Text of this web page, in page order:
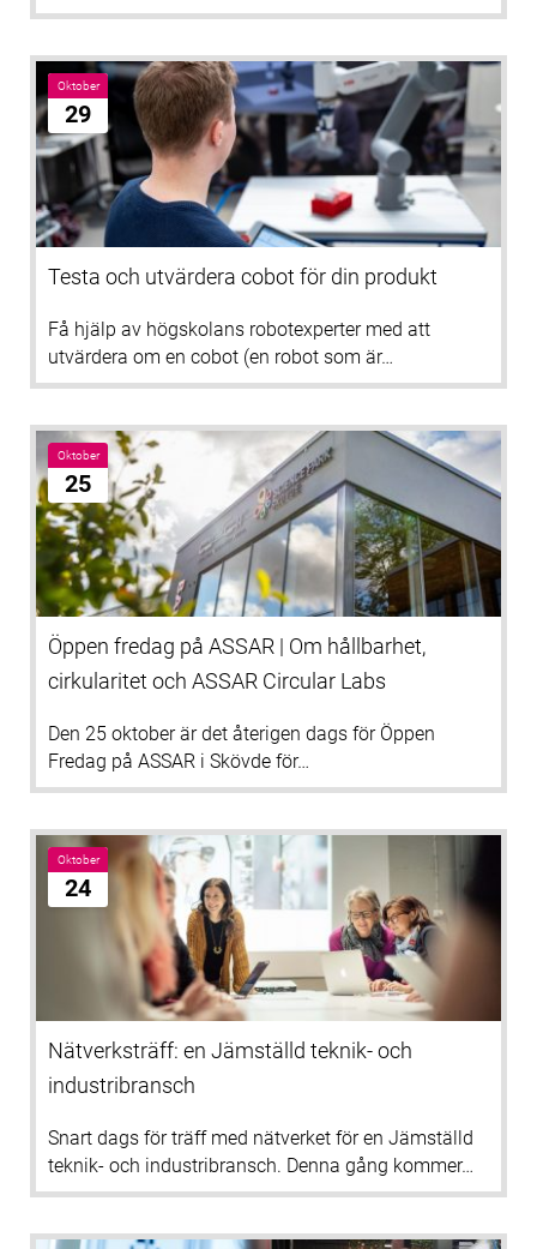
Oktober
29
Testa och utvärdera cobot för din produkt
Få hjälp av högskolans robotexperter med att
utvärdera om en cobot (en robot som är…
Oktober
25
Öppen fredag på ASSAR | Om hållbarhet,
cirkularitet och ASSAR Circular Labs
Den 25 oktober är det återigen dags för Öppen
Fredag på ASSAR i Skövde för…
Oktober
24
Nätverksträff: en Jämställd teknik- och
industribransch
Snart dags för träff med nätverket för en Jämställd
teknik- och industribransch. Denna gång kommer…